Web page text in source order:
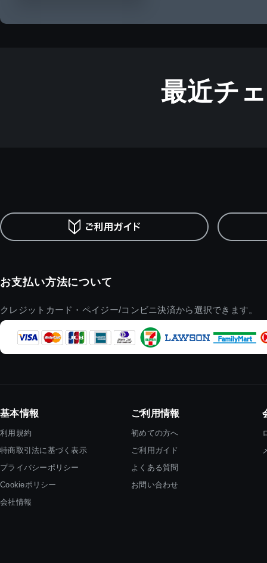
最近チ
お支払い方法について
クレジットカード・ペイジー/コンビニ決済から選択できます。
基本情報
利用規約
特商取引法に基づく表示
プライバシーポリシー
Cookieポリシー
会社情報
ご利用情報
初めての方へ
ご利用ガイド
よくある質問
お問い合わせ